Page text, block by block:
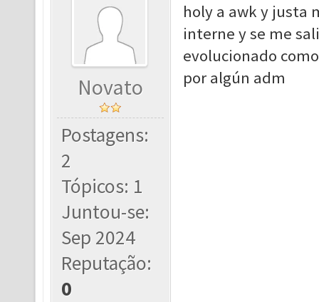
Novato
Postagens:
2
Tópicos: 1
Juntou-se:
Sep 2024
Reputação:
0
holy a awk y justa
interne y se me
evolucionado
por algún adm